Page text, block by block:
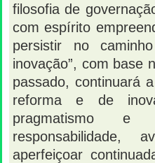
filosofia de
com espírito
persistir no
inovação”, com base
passado, continuará
reforma e de
pragmatismo
responsabilidade,
aperfeiçoar